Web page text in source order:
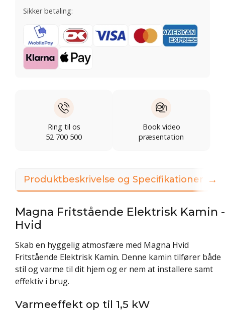
Sikker betaling:
Ring til os
52 700 500
Book video
præsentation
Produktbeskrivelse og Specifikationer
Magna Fritstående Elektrisk Kamin -
Hvid
Skab en hyggelig atmosfære med Magna Hvid
Fritstående Elektrisk Kamin. Denne kamin tilfører både
stil og varme til dit hjem og er nem at installere samt
effektiv i brug.
Varmeeffekt op til 1,5 kW
→